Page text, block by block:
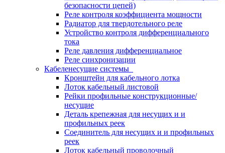
безопасности цепей)
Реле контроля коэффициента мощности
Радиатор для твердотельного реле
Устройство контроля дифференциального
тока
Реле давления дифференциальное
Реле синхронизации
Кабеленесущие системы
Кронштейн для кабельного лотка
Лоток кабельный листовой
Рейки профильные конструкционные/
несущие
Деталь крепежная для несущих и и
профильных реек
Соединитель для несущих и и профильных
реек
Лоток кабельный проволочный